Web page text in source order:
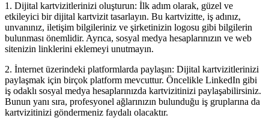
1. Dijital kartvizitlerinizi oluşturun: İlk adım olarak, güzel ve
etkileyici bir dijital kartvizit tasarlayın. Bu kartvizitte, iş adınız,
unvanınız, iletişim bilgileriniz ve şirketinizin logosu gibi bilgilerin
bulunması önemlidir. Ayrıca, sosyal medya hesaplarınızın ve web
sitenizin linklerini eklemeyi unutmayın.
2. İnternet üzerindeki platformlarda paylaşın: Dijital kartvizitlerinizi
paylaşmak için birçok platform mevcuttur. Öncelikle LinkedIn gibi
iş odaklı sosyal medya hesaplarınızda kartvizitinizi paylaşabilirsiniz.
Bunun yanı sıra, profesyonel ağlarınızın bulunduğu iş gruplarına da
kartvizitinizi göndermeniz faydalı olacaktır.